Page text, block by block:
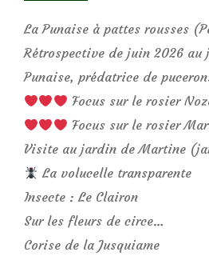
La Punaise à pattes rousses
Rétrospective de juin 2026 au
Punaise, prédatrice de
Focus sur le rosier
Focus sur le rosier
Visite au jardin de Martine
La volucelle transparente
Insecte : Le Clairon
Sur les fleurs de circe…
Corise de la Jusquiame